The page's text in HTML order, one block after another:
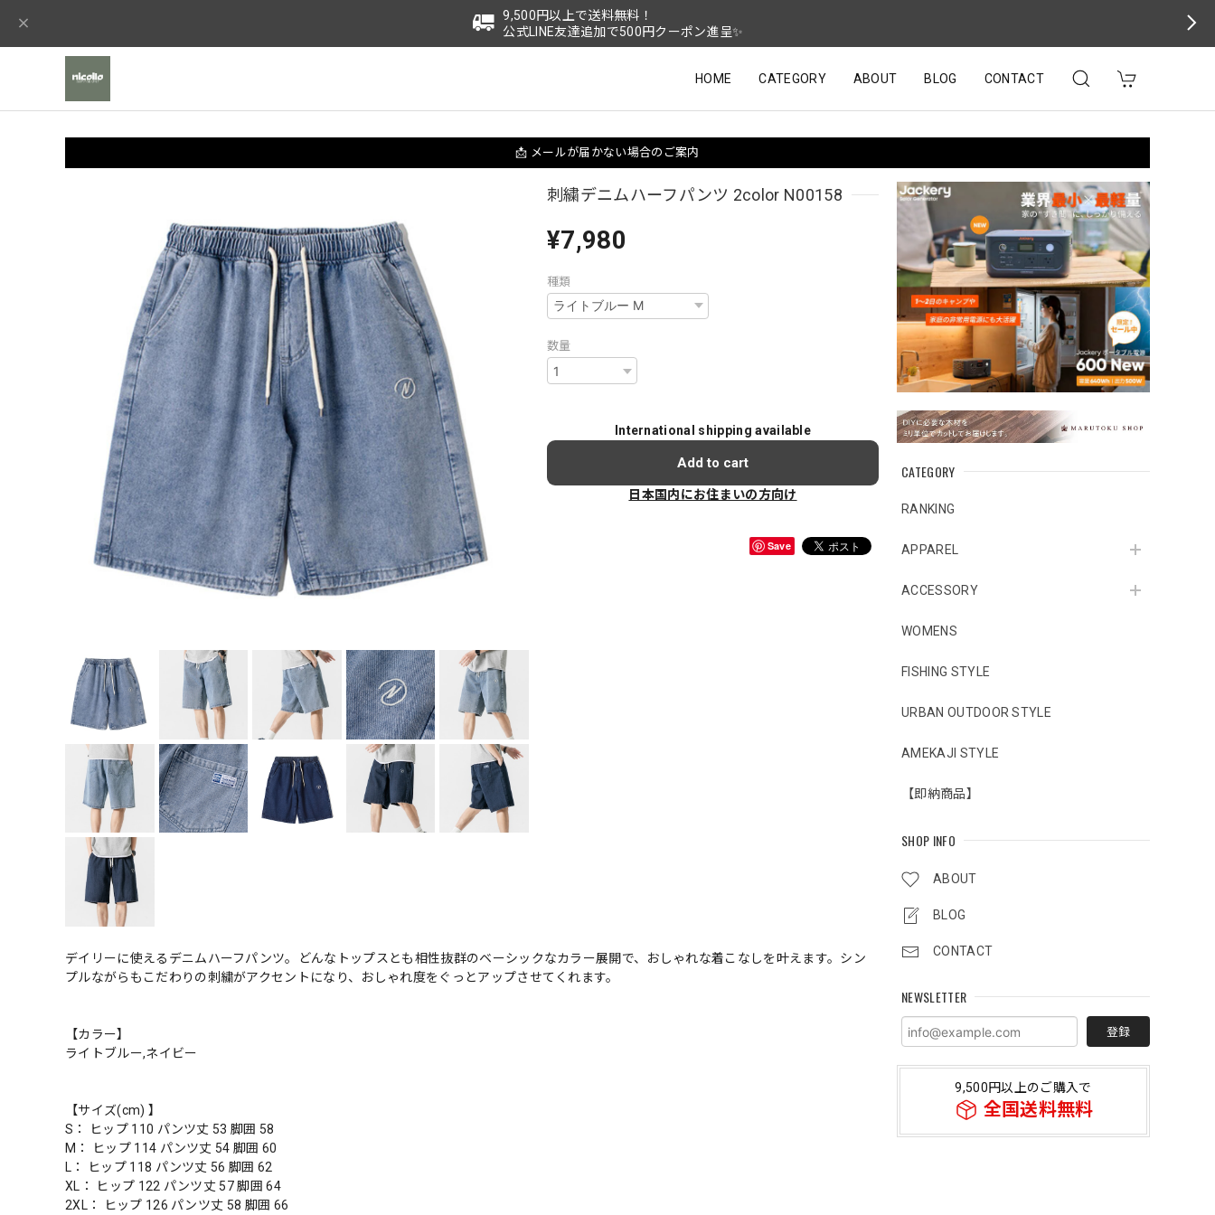
9,500円以上で送料無料！
公式LINE友達追加で500円クーポン進呈✨
HOME CATEGORY ABOUT BLOG CONTACT
📩 メールが届かない場合のご案内
CATEGORY
RANKING
APPAREL
ACCESSORY
WOMENS
FISHING STYLE
URBAN OUTDOOR STYLE
AMEKAJI STYLE
【即納商品】
SHOP INFO
ABOUT
BLOG
CONTACT
NEWSLETTER
登録
9,500円以上のご購入で
全国送料無料
刺繍デニムハーフパンツ 2color N00158
¥7,980
種類
数量
International shipping available
Add to cart
日本国内にお住まいの方向け
Save
デイリーに使えるデニムハーフパンツ。どんなトップスとも相性抜群のベーシックなカラー展開で、おしゃれな着こなしを叶えます。シン
プルながらもこだわりの刺繍がアクセントになり、おしゃれ度をぐっとアップさせてくれます。
【カラー】
ライトブルー,ネイビー
【サイズ(cm) 】
S： ヒップ 110 パンツ丈 53 脚囲 58
M： ヒップ 114 パンツ丈 54 脚囲 60
L： ヒップ 118 パンツ丈 56 脚囲 62
XL： ヒップ 122 パンツ丈 57 脚囲 64
2XL： ヒップ 126 パンツ丈 58 脚囲 66